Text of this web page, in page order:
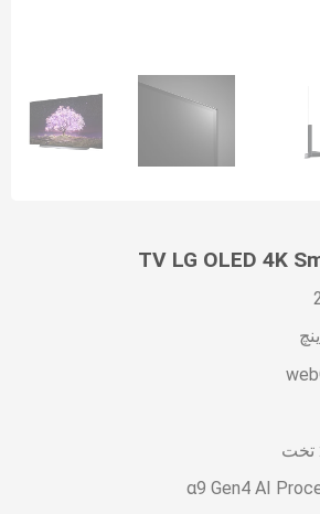
TV LG OLED 4K
تخت